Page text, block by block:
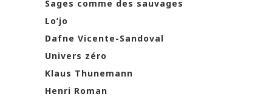
Sages comme des sauvages
Lo’jo
Dafne Vicente-Sandoval
Univers zéro
Klaus Thunemann
Henri Roman